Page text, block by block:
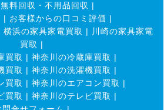
料回収・不用品回収 |
| お客様からの口コミ評価 |
横浜の家具家電買取 |
川崎の家具家電
買取 |
買取 | 神奈川の冷蔵庫買取 |
買取 | 神奈川の洗濯機買取 |
買取 | 神奈川のエアコン買取 |
買取 | 神奈川のテレビ買取 |